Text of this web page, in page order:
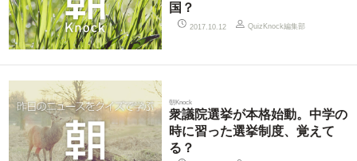
国？
2017.10.12 QuizKnock編集部
朝Knock
衆議院選挙が本格始動。中学の
時に習った選挙制度、覚えて
る？